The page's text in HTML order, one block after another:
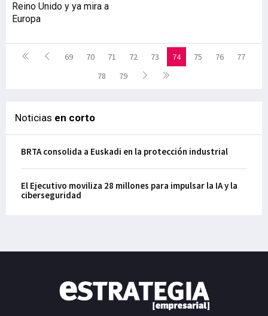
Reino Unido y ya mira a
Europa
69 70 71 72 73 74 75 76
77
78
79
Noticias en corto
BRTA consolida a Euskadi en la protección industrial
El Ejecutivo moviliza 28 millones para impulsar la IA y la
ciberseguridad